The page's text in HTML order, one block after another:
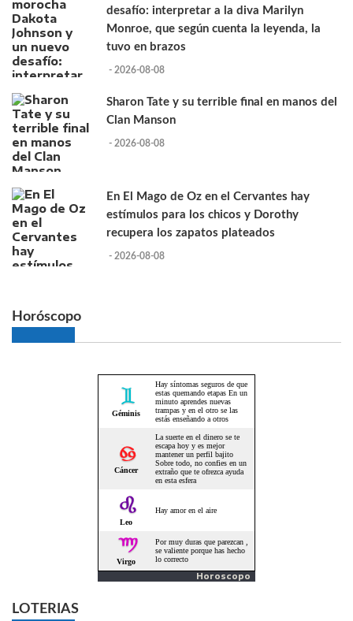
desafío: interpretar a la diva Marilyn
Monroe, que según cuenta la leyenda, la
tuvo en brazos
- 2026-08-08
Sharon Tate y su terrible final en manos del
Clan Manson
- 2026-08-08
En El Mago de Oz en el Cervantes hay
estímulos para los chicos y Dorothy
recupera los zapatos plateados
- 2026-08-08
Horóscopo
Horoscopo
LOTERIAS